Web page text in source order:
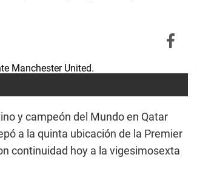
y campeón del Mundo en Qatar
a la quinta ubicación de la Premier
continuidad hoy a la vigesimosexta